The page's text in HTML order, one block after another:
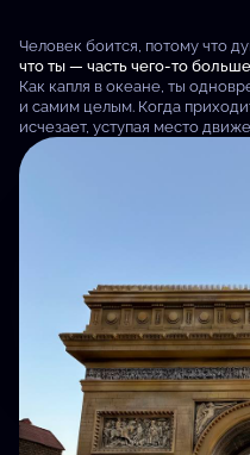
Человек боится, потому что
что ты — часть чего-то
Как капля в океане, ты
и самим целым. Когда
исчезает, уступая место